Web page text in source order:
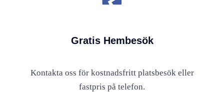
Gratis Hembesök
Kontakta oss för kostnadsfritt platsbesök eller
fastpris på telefon.